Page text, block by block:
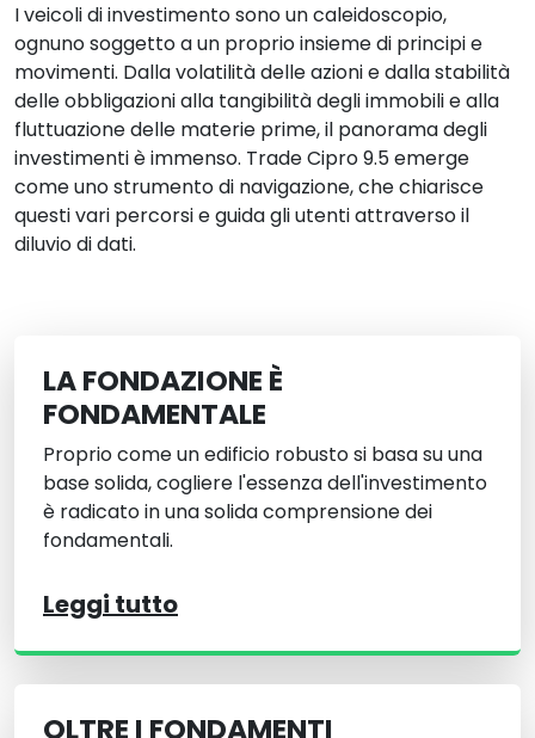
I veicoli di investimento sono un caleidoscopio,
ognuno soggetto a un proprio insieme di principi e
movimenti. Dalla volatilità delle azioni e dalla stabilità
delle obbligazioni alla tangibilità degli immobili e alla
fluttuazione delle materie prime, il panorama degli
investimenti è immenso. Trade Cipro 9.5 emerge
come uno strumento di navigazione, che chiarisce
questi vari percorsi e guida gli utenti attraverso il
diluvio di dati.
LA FONDAZIONE È
FONDAMENTALE
Proprio come un edificio robusto si basa su una
base solida, cogliere l'essenza dell'investimento
è radicato in una solida comprensione dei
fondamentali.
Leggi tutto
OLTRE I FONDAMENTI